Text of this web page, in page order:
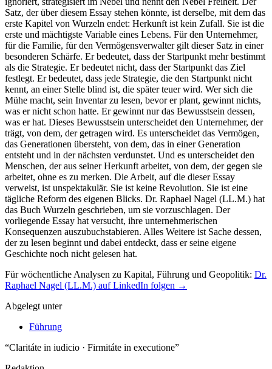
Für wöchentliche Analysen zu Kapital, Führung und Geopolitik: Dr.
Raphael Nagel (LL.M.) auf LinkedIn folgen →
Abgelegt unter
Führung
“Claritáte in iudicio · Firmitáte in executione”